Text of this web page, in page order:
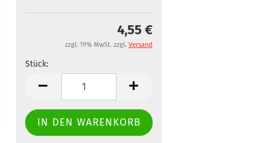
4,55 €
zzgl. 19% MwSt. zzgl. Versand
Stück:
Stück